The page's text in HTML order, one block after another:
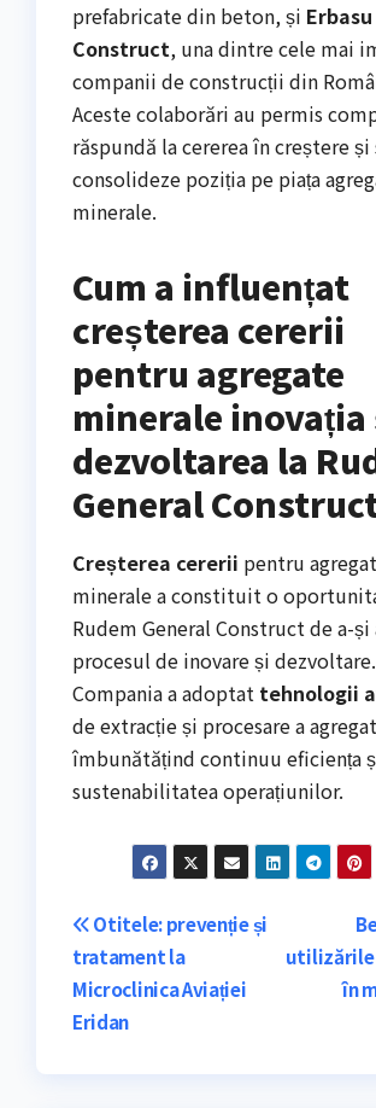
prefabricate din beton, și
Construct, una dintre cele mai
companii de construcții din
Aceste colaborări au permis
răspundă la cererea în creștere și
consolideze poziția pe piața
minerale.
Cum a influențat
creșterea cererii
pentru agregate
minerale inovația
dezvoltarea la
General
Creșterea cererii pentru
minerale a constituit o
Rudem General Construct de a-și
procesul de inovare și dezvoltare.
Compania a adoptat tehnologii
de extracție și procesare a
îmbunătățind continuu eficiența
sustenabilitatea operațiunilor.
Navigare
în
articole
în
Otitele: prevenție și
tratament la
Microclinica Aviației
Eridan